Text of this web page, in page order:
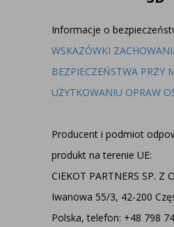
Informacje o
WSKAZÓWKI
BEZPIECZEŃSTWA PRZY
UŻYTKOWANIU OPRAW
Producent i podmiot
produkt na terenie UE:
CIEKOT PARTNERS SP. Z
Iwanowa 55/3, 42-200
Polska, telefon: +48 798